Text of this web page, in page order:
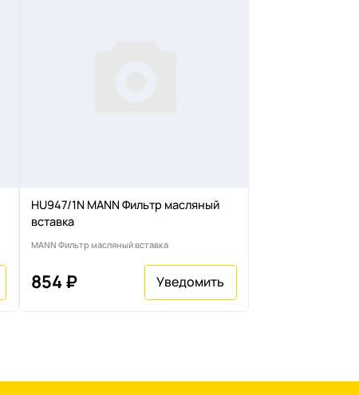
HU947/1N MANN Фильтр масляный
вставка
MANN Фильтр масляный вставка
854 ₽